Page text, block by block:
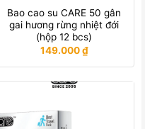
Bao cao su CARE 50 gân
gai hương rừng nhiệt đới
(hộp 12 bcs)
149.000₫